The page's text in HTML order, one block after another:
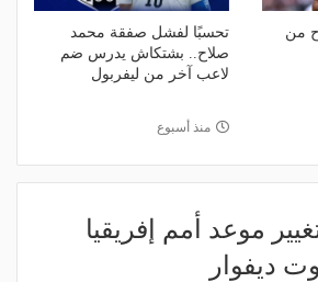
من
تحسبًا لفشل صفقة محمد
صلاح.. بشتكاش يدرس ضم
لاعب آخر من ليفربول
منذ أسبوع
موعد أمم إفريقيا
ديفوار